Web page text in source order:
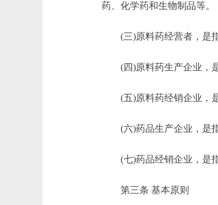
药、化学药和生物制品等。
(三)原料药经营者，是指
(四)原料药生产企业，是
(五)原料药经销企业，是
(六)药品生产企业，是指
(七)药品经销企业，是指
第三条 基本原则